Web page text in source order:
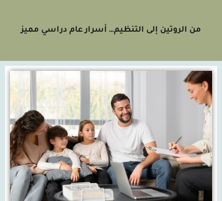
من الروتين إلى التنظيم… أسرار عام دراسي مميز